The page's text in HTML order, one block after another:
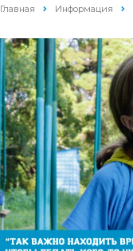
Главная Информация